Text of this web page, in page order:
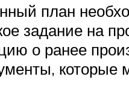
план
задание на
о ранее
которые